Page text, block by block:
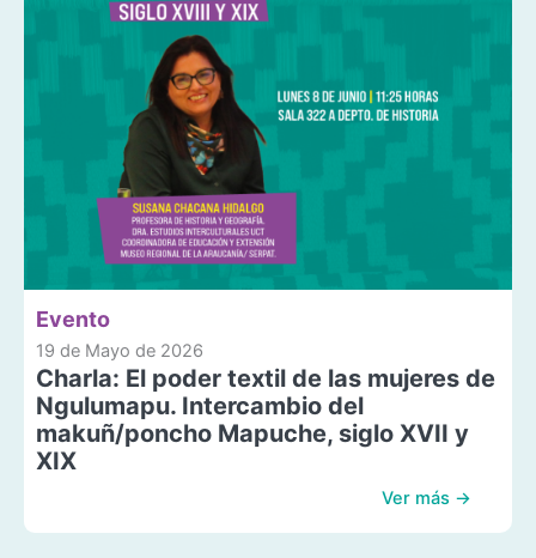
Evento
19 de Mayo de 2026
Charla: El poder textil de las mujeres de
Ngulumapu. Intercambio del
makuñ/poncho Mapuche, siglo XVII y
XIX
Ver más →